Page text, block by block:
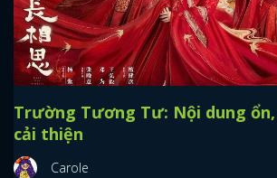
Trường Tương Tư: Nội dung
cải thiện
Carole